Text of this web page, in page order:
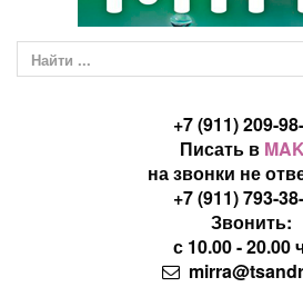
+7 (911) 209-
Писать в
на звонки не
+7 (911) 793-
Звонить:
с 10.00 - 20.00